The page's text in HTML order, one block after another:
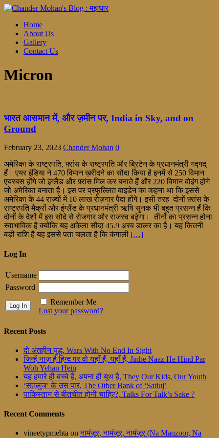
Home
About Us
Gallery
Contact Us
Micron
भारत आसमान में, और ज़मीन पर, India in Sky, and on
Ground
February 23, 2023 Chander Mohan 0
अमेरिका के राष्ट्रपति, फ़्रांस के राष्ट्रपति और ब्रिटेन के प्रधानमंत्री गद्गद्
हैं। एयर इंडिया ने 470 विमान ख़रीदने का सौदा किया है इनमें से 250 विमान
एयरबस होंगे जो इंग्लैंड और फ़्रांस मिल कर बनाते हैं और 220 विमान बोइंग होंगे
जो अमेरिका बनाता है। इस पर प्रफुल्लित बाइडेन का कहना था कि इससे
अमेरिका के 44 राज्यों में 10 लाख रोज़गार पैदा होंगे। इसी तरह दोनों फ़्रांस के
राष्ट्रपति मैक्रों और इंग्लैंड के प्रधानमंत्री ऋषि सुनक भी बहुत प्रसन्न हैं कि
दोनों के देशों में इस सौदे से रोजगार और राजस्व बढ़ेगा। तीनों का प्रसन्न होना
स्वाभाविक है क्योंकि यह अकेला सौदा 45.9 अरब डालर का है। यह कितनी
बड़ी राशि है यह इससे पता चलता है कि कंगाली […]
Log In
Username
Password
Remember Me
Lost your password?
Recent Posts
दो अंतहीन युद्ध, Wars With No End In Sight
जिन्हें नाज़ है हिन्द पर वो यहाँ हैं, यहाँ हैं, Jinhe Naaz He Hind Par
Woh Yehan Hein
यह हमारे ही बच्चे हैं, अपना ही यूथ है, They Our Kids, Our Youth
‘सतलुज’ के उस पार, The Other Bank of ‘Satluj’
पाकिस्तान से बीतचीत होनी चाहिए?, Talks For Talk’s Sake ?
Recent Comments
vineetypmehta on नामंजूर, नामंजूर, नामंजूर (Na Manzoor, Na